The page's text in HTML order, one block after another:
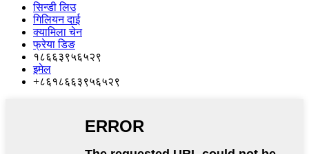
सिन्डी लिउ
गिलियन दाई
क्यामिला चेन
फ्रेया डिङ
१८६६३९५६५२९
इमेल
+८६१८६६३९५६५२९